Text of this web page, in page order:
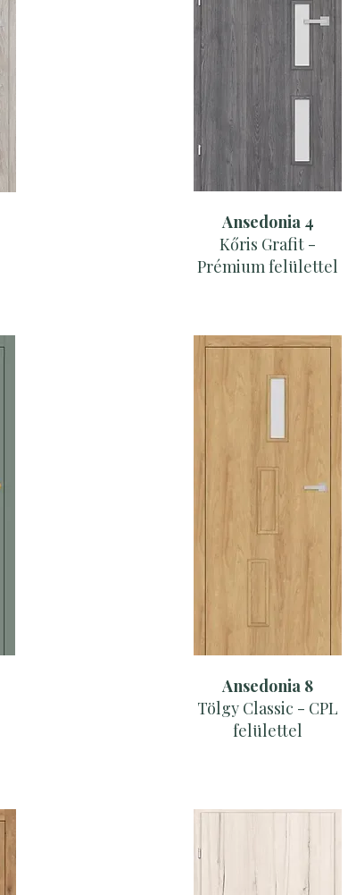
Ansedonia 4
Kőris Grafit -
Prémium felülettel
Ansedonia 8
Tölgy Classic - CPL
felülettel